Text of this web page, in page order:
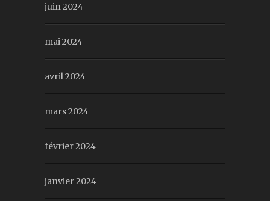
juin 2024
mai 2024
avril 2024
mars 2024
février 2024
janvier 2024